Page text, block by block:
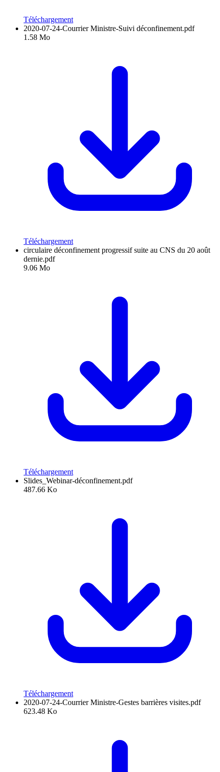
Téléchargement
2020-07-24-Courrier Ministre-Suivi déconfinement.pdf
1.58 Mo
Téléchargement
circulaire déconfinement progressif suite au CNS du 20 août
dernie.pdf
9.06 Mo
Téléchargement
Slides_Webinar-déconfinement.pdf
487.66 Ko
Téléchargement
2020-07-24-Courrier Ministre-Gestes barrières visites.pdf
623.48 Ko